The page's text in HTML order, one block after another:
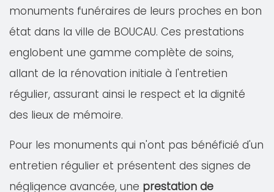
monuments funéraires de leurs proches en bon
état dans la ville de BOUCAU. Ces prestations
englobent une gamme complète de soins,
allant de la rénovation initiale à l'entretien
régulier, assurant ainsi le respect et la dignité
des lieux de mémoire.
Pour les monuments qui n'ont pas bénéficié d'un
entretien régulier et présentent des signes de
négligence avancée, une prestation de